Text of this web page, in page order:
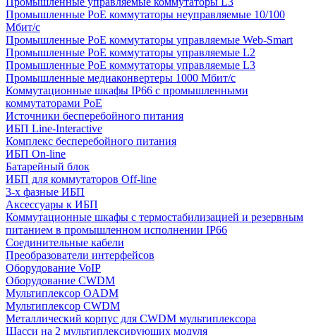
Промышленные PoE коммутаторы неуправляемые 10/100
Мбит/с
Промышленные PoE коммутаторы управляемые Web-Smart
Промышленные PoE коммутаторы управляемые L2
Промышленные PoE коммутаторы управляемые L3
Промышленные медиаконвертеры 1000 Мбит/с
Коммутационные шкафы IP66 c промышленными
коммутаторами PoE
Источники бесперебойного питания
ИБП Line-Interactive
Комплекс бесперебойного питания
ИБП On-line
Батарейный блок
ИБП для коммутаторов Off-line
3-х фазные ИБП
Аксессуары к ИБП
Коммутационные шкафы с термостабилизацией и резервным
питанием в промышленном исполнении IP66
Соединительные кабели
Преобразователи интерфейсов
Оборудование VoIP
Оборудование CWDM
Мультиплекcор OADM
Мультиплексор CWDM
Металлический корпус для CWDM мультиплексора
Шасси на 2 мультиплексирующих модуля